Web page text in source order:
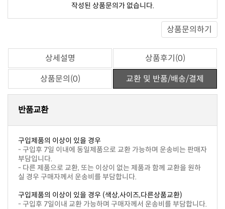
작성된 상품문의가 없습니다.
상품문의하기
상세설명
상품후기(0)
상품문의(0)
교환 및 반품/배송/결제
반품교환
구입제품의 이상이 있을 경우
부담입니다.
실 경우 구매자께서 운송비를 부담합니다.
구입제품의 이상이 있을 경우 (색상,사이즈,다른상품교환)
- 구입후 7일이내 교환 가능하며 구매자께서 운송비를 부담합니다.